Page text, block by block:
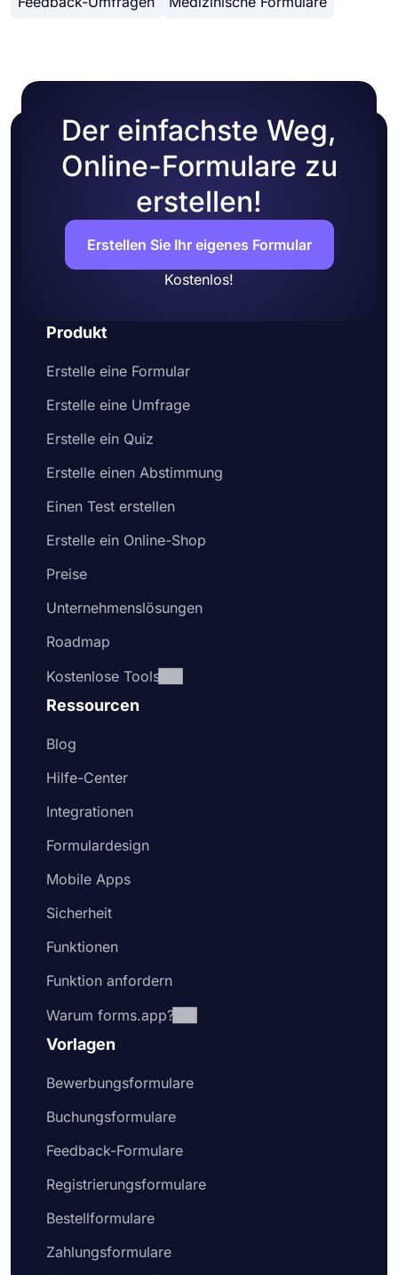
vorgefertigten Designs auswählen.
Der einfachste Weg,
Online-Formulare zu
erstellen!
Erstellen Sie Ihr eigenes Formular
Kostenlos!
Produkt
Erstelle eine Formular
Erstelle eine Umfrage
Erstelle ein Quiz
Erstelle einen Abstimmung
Einen Test erstellen
Erstelle ein Online-Shop
Preise
Unternehmenslösungen
Roadmap
Kostenlose Tools
Ressourcen
Blog
Hilfe-Center
Integrationen
Formulardesign
Mobile Apps
Sicherheit
Funktionen
Funktion anfordern
Warum forms.app?
Vorlagen
Bewerbungsformulare
Buchungsformulare
Feedback-Formulare
Registrierungsformulare
Bestellformulare
Zahlungsformulare